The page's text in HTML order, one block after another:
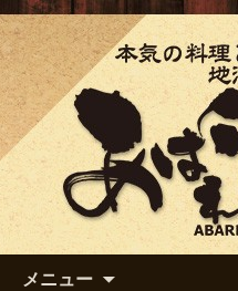
「あばれん房
せ
「あばれん房」
メニュー